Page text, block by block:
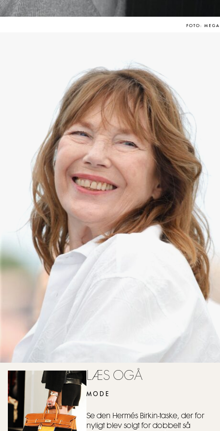
FOTO: MEGA
LÆS OGÅ
MODE
Se den Hermés Birkin-taske, der for
nyligt blev solgt for dobbelt så